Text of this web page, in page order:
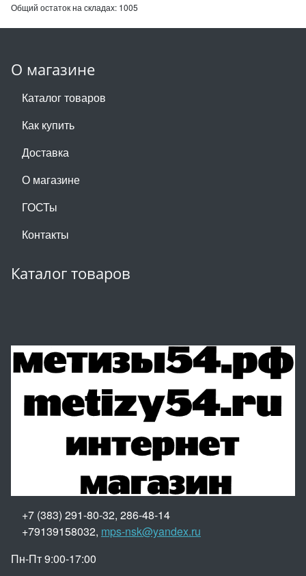
Общий остаток на складах: 1005
О магазине
Каталог товаров
Как купить
Доставка
О магазине
ГОСТы
Контакты
Каталог товаров
+7 (383) 291-80-32, 286-48-14
+79139158032, mps-nsk@yandex.ru
Пн-Пт 9:00-17:00